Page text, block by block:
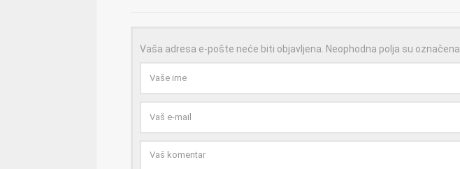
Vaša adresa e-pošte neće biti objavljena. Neophodna polja su označena